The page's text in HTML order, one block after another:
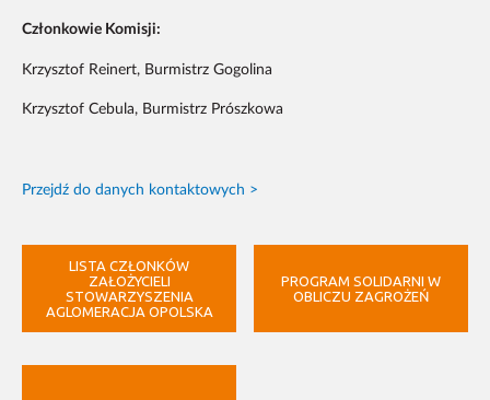
Członkowie Komisji:
Krzysztof Reinert, Burmistrz Gogolina
Krzysztof Cebula, Burmistrz Prószkowa
Przejdź do danych kontaktowych >
LISTA CZŁONKÓW
ZAŁOŻYCIELI
STOWARZYSZENIA
AGLOMERACJA OPOLSKA
PROGRAM SOLIDARNI W
OBLICZU ZAGROŻEŃ